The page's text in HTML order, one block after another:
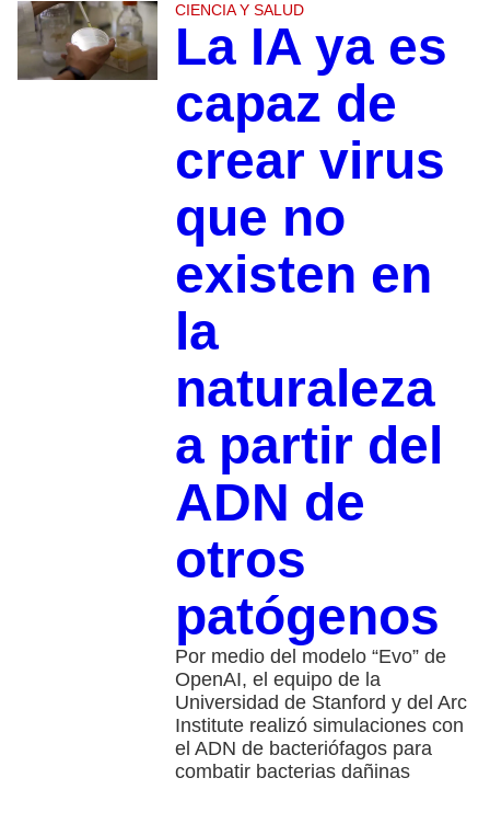
CIENCIA Y SALUD
La IA ya es
capaz de
crear virus
que no
existen en
la
naturaleza
a partir del
ADN de
otros
patógenos
Por medio del modelo “Evo” de
OpenAI, el equipo de la
Universidad de Stanford y del Arc
Institute realizó simulaciones con
el ADN de bacteriófagos para
combatir bacterias dañinas